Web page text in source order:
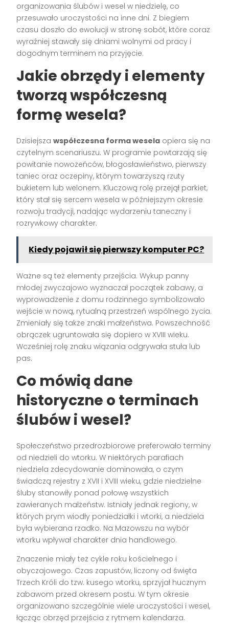
organizowania ślubów i wesel w niedzielę, co
przesuwało uroczystości na inne dni. Z biegiem
czasu doszło do ewolucji w stronę sobót, które coraz
wyraźniej stawały się dniami wolnymi od pracy i
dogodnym terminem na przyjęcie.
Jakie obrzędy i elementy
tworzą współczesną
formę wesela?
Dzisiejszawspółczesna forma wesela opiera się na
czytelnym scenariuszu. W programie powtarzają się
powitanie nowożeńców, błogosławieństwo, pierwszy
taniec oraz oczepiny, którym towarzyszą rzuty
bukietem lub welonem. Kluczową rolę przejął parkiet,
który stał się sercem wesela w późniejszym okresie
rozwoju tradycji, nadając wydarzeniu taneczny i
rozrywkowy charakter.
Kiedy pojawił się pierwszy komputer PC?
Ważne są też elementy przejścia. Wykup panny
młodej zwyczajowo wyznaczał początek zabawy, a
wyprowadzenie z domu rodzinnego symbolizowało
wejście w nową, rytualną przestrzeń wspólnego życia.
Zmieniały się także znaki małżeństwa. Powszechność
obrączek ugruntowała się dopiero w XVIII wieku.
Wcześniej rolę znaku wiązania odgrywała stuła lub
pas.
Co mówią dane
historyczne o terminach
ślubów i wesel?
Społeczeństwo przedrozbiorowe preferowało terminy
od niedzieli do wtorku. W niektórych parafiach
niedziela zdecydowanie dominowała, o czym
świadczą rejestry z XVII i XVIII wieku, gdzie niedzielne
śluby stanowiły ponad połowę wszystkich
zawieranych małżeństw. Istniały jednak regiony, w
których prym wiodły poniedziałki i wtorki, a niedziela
była wybierana rzadko. Na Mazowszu na wybór
wtorku wpływał charakter dnia handlowego.
Znaczenie miały też cykle roku kościelnego i
obyczajowego. Czas zapustów, liczony od święta
Trzech Króli do tzw. kusego wtorku, sprzyjał hucznym
zabawom przed okresem postu. W tym okresie
organizowano szczególnie wiele uroczystości i wesel,
łącząc obrzęd przejścia z rytmem kalendarza.